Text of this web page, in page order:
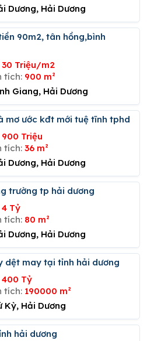
Dương, Hải Dương
30 Triệu/m2
tích: 900 m²
Giang, Hải Dương
mơ ước kđt mới tuệ tĩnh tphd
900 Triệu
tích: 36 m²
Dương, Hải Dương
trường tp hải dương
4 Tỷ
tích: 80 m²
Dương, Hải Dương
dệt may tại tỉnh hải dương
400 Tỷ
tích: 190000 m²
Kỳ, Hải Dương
hải dương